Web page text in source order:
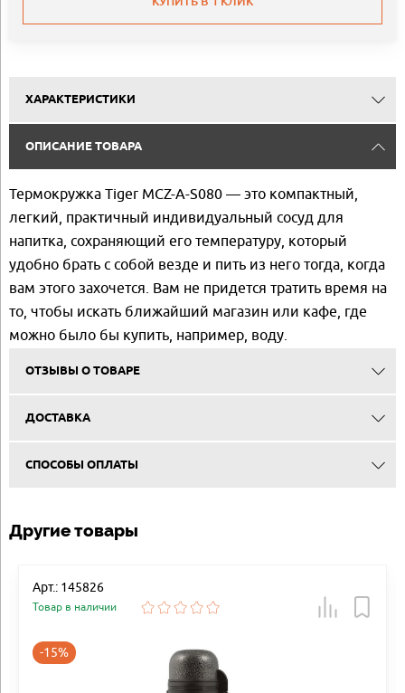
ХАРАКТЕРИСТИКИ
ОПИСАНИЕ ТОВАРА
Термокружка Tiger MCZ-A-S080 — это компактный,
легкий, практичный индивидуальный сосуд для
напитка, сохраняющий его температуру, который
удобно брать с собой везде и пить из него тогда, когда
вам этого захочется. Вам не придется тратить время на
то, чтобы искать ближайший магазин или кафе, где
можно было бы купить, например, воду.
ОТЗЫВЫ О ТОВАРЕ
ДОСТАВКА
СПОСОБЫ ОПЛАТЫ
Другие товары
Арт.: 145826
Товар в наличии
-15%